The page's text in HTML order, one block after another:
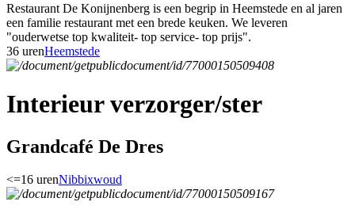
Restaurant De Konijnenberg is een begrip in Heemstede en al jaren
een familie restaurant met een brede keuken. We leveren
"ouderwetse top kwaliteit- top service- top prijs".
36 urenHeemstede
Interieur verzorger/ster
Grandcafé De Dres
<=16 urenNibbixwoud